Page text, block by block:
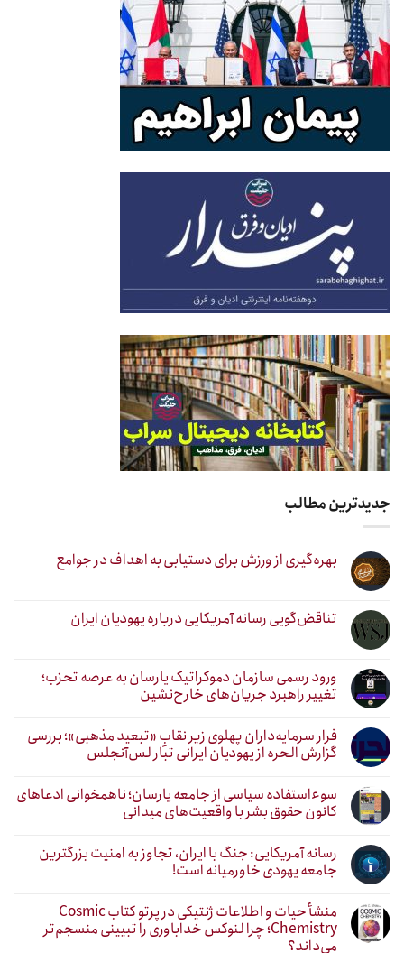
جدیدترین مطالب
بهره‌گیری از ورزش برای دستیابی به اهداف در جوامع
تناقض‌گویی رسانه آمریکایی درباره یهودیان ایران
ورود رسمی سازمان دموکراتیک یارسان به عرصه تحزب؛
تغییر راهبرد جریان‌های خارج‌نشین
فرار سرمایه‌داران پهلوی زیر نقابِ «تبعید مذهبی»؛ بررسی
گزارش الحره از یهودیان ایرانی تبار لس‌آنجلس
سوءاستفاده سیاسی از جامعه یارسان؛ ناهمخوانی ادعاهای
کانون حقوق بشر با واقعیت‌های میدانی
رسانه آمریکایی: جنگ با ایران، تجاوز به امنیت بزرگترین
جامعه یهودی خاورمیانه است!
منشأ حیات و اطلاعات ژنتیکی در پرتو کتاب Cosmic
Chemistry؛ چرا لنوکس خداباوری را تبیینی منسجم‌تر
می‌داند؟